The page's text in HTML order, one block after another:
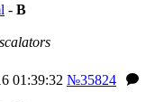
- В
01:39:32 №35824